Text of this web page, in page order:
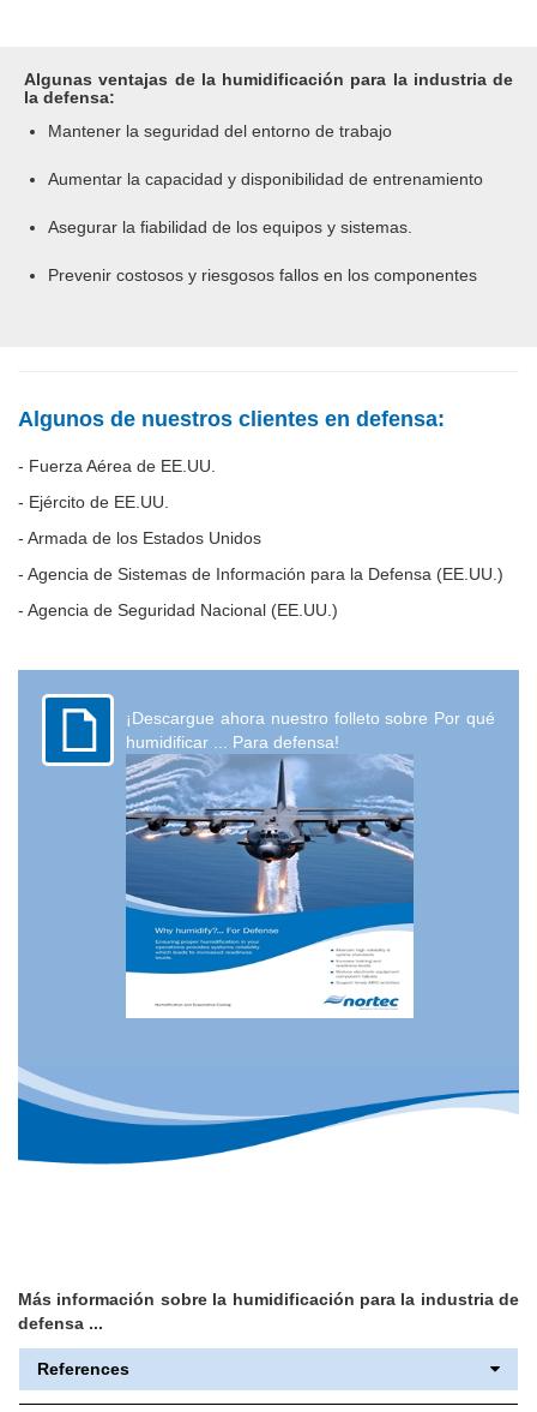
Algunas ventajas de la humidificación para la industria de
la defensa:
Mantener la seguridad del entorno de trabajo
Aumentar la capacidad y disponibilidad de entrenamiento
Asegurar la fiabilidad de los equipos y sistemas.
Prevenir costosos y riesgosos fallos en los componentes
Algunos de nuestros clientes en defensa:
- Fuerza Aérea de EE.UU.
- Ejército de EE.UU.
- Armada de los Estados Unidos
- Agencia de Sistemas de Información para la Defensa (EE.UU.)
- Agencia de Seguridad Nacional (EE.UU.)
¡Descargue ahora nuestro folleto sobre Por qué
humidificar ... Para defensa!
Más información sobre la humidificación para la industria de
defensa ...
References